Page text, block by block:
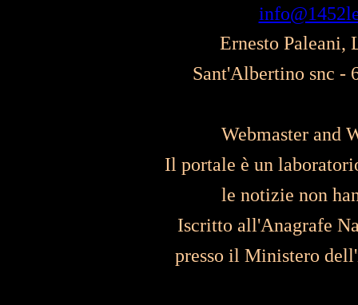
Ernesto Paleani,
Sant'Albertino snc -
Webmaster and
Il portale è un
le notizie non
Iscritto all'Anagrafe
presso il Ministero